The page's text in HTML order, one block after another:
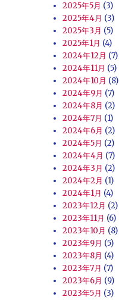
2025年5月 (3)
2025年4月 (3)
2025年3月 (5)
2025年1月 (4)
2024年12月 (7)
2024年11月 (5)
2024年10月 (8)
2024年9月 (7)
2024年8月 (2)
2024年7月 (1)
2024年6月 (2)
2024年5月 (2)
2024年4月 (7)
2024年3月 (2)
2024年2月 (1)
2024年1月 (4)
2023年12月 (2)
2023年11月 (6)
2023年10月 (8)
2023年9月 (5)
2023年8月 (4)
2023年7月 (7)
2023年6月 (9)
2023年5月 (3)